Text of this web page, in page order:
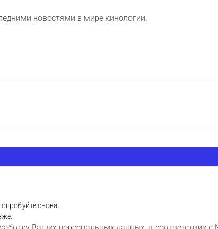
новостями в мире кинологии.
снова.